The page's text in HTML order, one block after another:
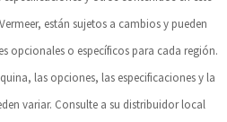
están sujetos a cambios y pueden
opcionales o específicos para cada región.
las opciones, las especificaciones y la
variar. Consulte a su distribuidor local